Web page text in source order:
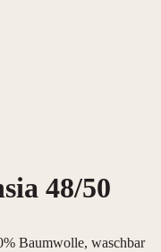
48/50
Baumwolle, waschbar